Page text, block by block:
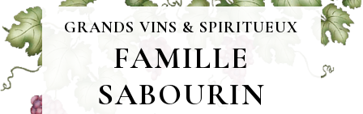
GRANDS VINS & SPIRITUEUX
FAMILLE
SABOURIN